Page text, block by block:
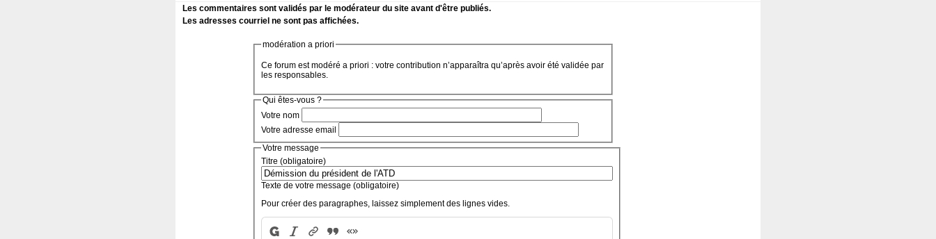
Les commentaires sont validés par le modérateur du site avant d'être publiés.
Les adresses courriel ne sont pas affichées.
modération a priori
Ce forum est modéré a priori : votre contribution n’apparaîtra qu’après avoir été validée par
les responsables.
Qui êtes-vous ?
Votre nom
Votre adresse email
Votre message
Titre (obligatoire)
Texte de votre message (obligatoire)
Pour créer des paragraphes, laissez simplement des lignes vides.